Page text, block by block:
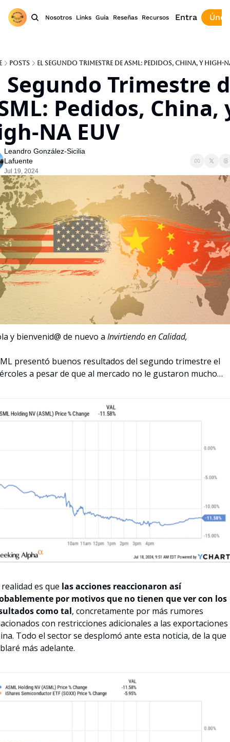
Nosotros Links Guía Reseñas Recursos Entra
Posts El Segundo Trimestre de ASML: Pedidos, China, y high-
Segundo Trimestre
Pedidos, China,
NA EUV
Leandro González-Sicilia
Lafuente
Jul 19, 2024
y bienvenid@ de nuevo a Invirtiendo en Calidad,
presentó buenos resultados del segundo trimestre el
a pesar de que al mercado no le gustaron mucho…
es que las acciones reaccionaron así
por motivos que no tienen que ver con los
como tal, concretamente por más rumores
con restricciones adicionales a las exportaciones
Todo el sector se desplomó ante esta noticia, de la que
más adelante.